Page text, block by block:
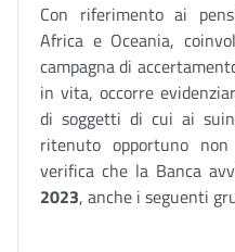
Con riferimento ai
Africa e Oceania,
campagna di
in vita, occorre
di soggetti di cui ai
ritenuto opportuno
verifica che la Banca
2023, anche i seguenti